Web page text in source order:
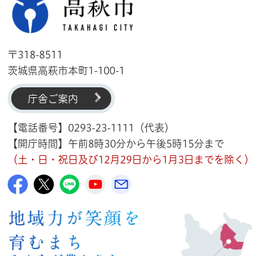
〒318-8511
茨城県高萩市本町1-100-1
庁舎ご案内
【電話番号】0293-23-1111（代表）
【開庁時間】午前8時30分から午後5時15分まで
（土・日・祝日及び12月29日から1月3日までを除く）
高萩市公式Facebook
高萩市公式X
高萩市公式LINE
高萩市YouTube公式チャンネル